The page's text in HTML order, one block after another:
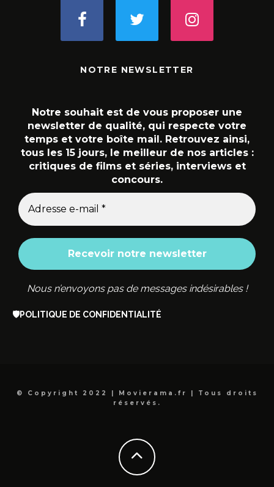
NOTRE NEWSLETTER
Notre souhait est de vous proposer une
newsletter de qualité, qui respecte votre
temps et votre boîte mail. Retrouvez ainsi,
tous les 15 jours, le meilleur de nos articles :
critiques de films et séries, interviews et
concours.
Nous n’envoyons pas de messages indésirables !
🛡️POLITIQUE DE CONFIDENTIALITÉ
© Copyright 2022 | Movierama.fr | Tous droits
réservés.